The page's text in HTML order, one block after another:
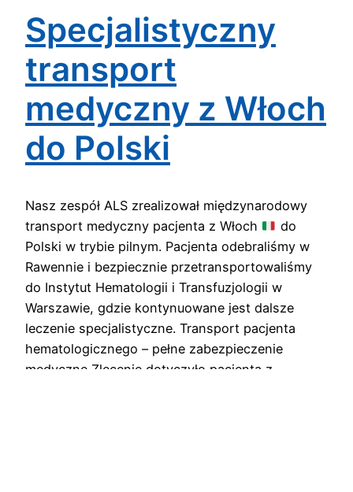
Specjalistyczny
transport
medyczny z Włoch
do Polski
Nasz zespół ALS zrealizował międzynarodowy
transport medyczny pacjenta z Włoch
do
Polski w trybie pilnym. Pacjenta odebraliśmy w
Rawennie i bezpiecznie przetransportowaliśmy
do Instytut Hematologii i Transfuzjologii w
Warszawie, gdzie kontynuowane jest dalsze
leczenie specjalistyczne. Transport pacjenta
hematologicznego – pełne zabezpieczenie
medyczne Zlecenie dotyczyło pacjenta z